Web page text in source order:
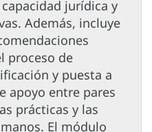
jurídica y
Además, incluye
proceso de
y puesta a
apoyo entre pares
prácticas y las
El módulo